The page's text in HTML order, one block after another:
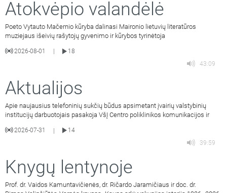
Atokvėpio valandėlė
Poeto Vytauto Mačernio kūryba dalinasi Maironio lietuvių literatūros
muziejaus išeivių rašytojų gyvenimo ir kūrybos tyrinėtoja
2026-08-01
18
43:09
Aktualijos
Apie naujausius telefoninių sukčių būdus apsimetant įvairių valstybinių
institucijų darbuotojais pasakoja VšĮ Centro poliklinikos komunikacijos ir
2026-07-31 |
14
39:59
Knygų lentynoje
Prof. dr. Vaidos Kamuntavičienės, dr. Ričardo Jaramičiaus ir doc. dr.